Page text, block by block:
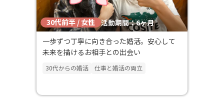
30代前半 / 女性 活動期間：6ヶ月
一歩ずつ丁寧に向き合った婚活。安心して
未来を描けるお相手との出会い
30代からの婚活 仕事と婚活の両立